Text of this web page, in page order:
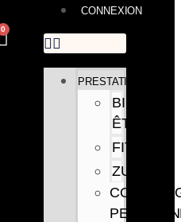
0
CONNEXION
PRESTATIONS
BIEN
ÊTRE
FITNESS
ZUMBA